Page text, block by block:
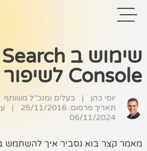
בית
בניית אתרים
קידום אתרים
פרסום בגוגל
שימוש ב Search
Console לשיפור CTR
יוסי כהן |
בעלים ומנכ”ל משותף
תאריך פרסום: 25/11/2016
|
06/11/2024
מאמר קצר בוא נסביר איך להשתמש